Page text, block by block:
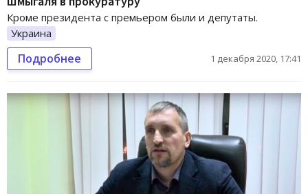
Кроме президента с премьером были и депутаты.
Украина
Подробнее 1 декабря 2020, 17:41